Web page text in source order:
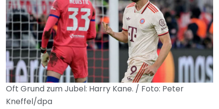
Oft Grund zum Jubel: Harry Kane. / Foto: Peter
Kneffel/dpa